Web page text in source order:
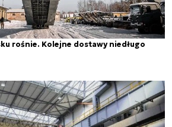
rośnie. Kolejne dostawy niedługo